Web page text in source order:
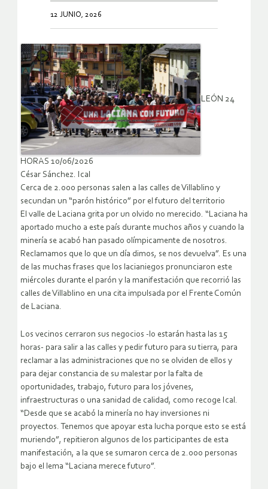
12 JUNIO, 2026
LEÓN 24
HORAS 10/06/2026
César Sánchez. Ical
Cerca de 2.000 personas salen a las calles de Villablino y
secundan un “parón histórico” por el futuro del territorio
El valle de Laciana grita por un olvido no merecido. “Laciana ha
aportado mucho a este país durante muchos años y cuando la
minería se acabó han pasado olímpicamente de nosotros.
Reclamamos que lo que un día dimos, se nos devuelva”. Es una
de las muchas frases que los lacianiegos pronunciaron este
miércoles durante el parón y la manifestación que recorrió las
calles de Villablino en una cita impulsada por el Frente Común
de Laciana.
Los vecinos cerraron sus negocios -lo estarán hasta las 15
horas- para salir a las calles y pedir futuro para su tierra, para
reclamar a las administraciones que no se olviden de ellos y
para dejar constancia de su malestar por la falta de
oportunidades, trabajo, futuro para los jóvenes,
infraestructuras o una sanidad de calidad, como recoge Ical.
“Desde que se acabó la minería no hay inversiones ni
proyectos. Tenemos que apoyar esta lucha porque esto se está
muriendo”, repitieron algunos de los participantes de esta
manifestación, a la que se sumaron cerca de 2.000 personas
bajo el lema “Laciana merece futuro”.